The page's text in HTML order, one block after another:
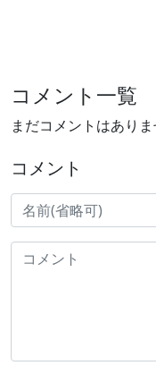
コメント一覧
まだコメントはありま
コメント